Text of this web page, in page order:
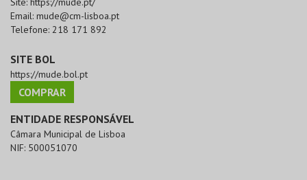
Email: mude@cm-lisboa.pt
Telefone: 218 171 892
SITE BOL
https://mude.bol.pt
COMPRAR
ENTIDADE RESPONSÁVEL
Câmara Municipal de Lisboa
NIF: 500051070